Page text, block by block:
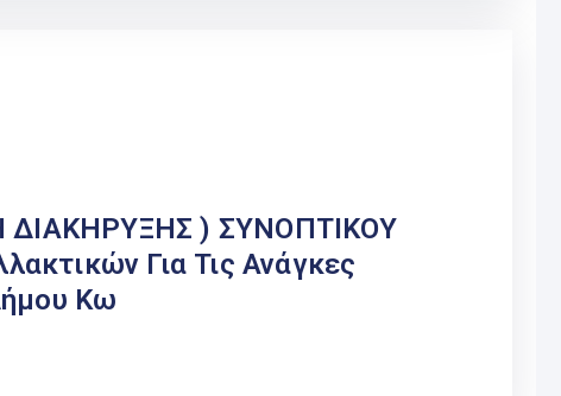
) ΣΥΝΟΠΤΙΚΟΥ
Για Τις Ανάγκες
Κω